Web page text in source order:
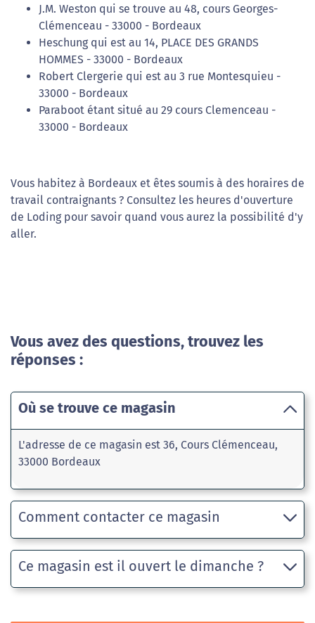
J.M. Weston qui se trouve au 48, cours Georges-
Clémenceau - 33000 - Bordeaux
Heschung qui est au 14, PLACE DES GRANDS
HOMMES - 33000 - Bordeaux
Robert Clergerie qui est au 3 rue Montesquieu -
33000 - Bordeaux
Paraboot étant situé au 29 cours Clemenceau -
33000 - Bordeaux
Vous habitez à Bordeaux et êtes soumis à des horaires de
travail contraignants ? Consultez les heures d'ouverture
de Loding pour savoir quand vous aurez la possibilité d'y
aller.
Vous avez des questions, trouvez les
réponses :
Où se trouve ce magasin
L'adresse de ce magasin est 36, Cours Clémenceau,
33000 Bordeaux
Comment contacter ce magasin
Ce magasin est il ouvert le dimanche ?